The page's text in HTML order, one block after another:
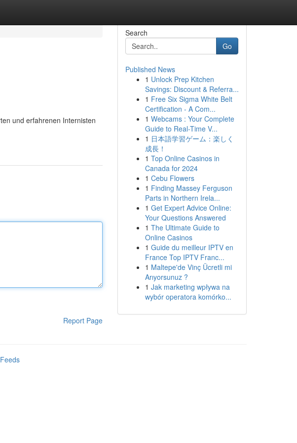
und erfahrenen Internisten
Report Page
Search
Go
Published News
1 Unlock Prep Kitchen
Savings: Discount & Referra...
1 Free Six Sigma White Belt
Certification - A Com...
1 Webcams : Your Complete
Guide to Real-Time V...
1 日本語学習ゲーム：楽しく
成長！
1 Top Online Casinos in
Canada for 2024
1 Cebu Flowers
1 Finding Massey Ferguson
Parts in Northern Irela...
1 Get Expert Advice Online:
Your Questions Answered
1 The Ultimate Guide to
Online Casinos
1 Guide du meilleur IPTV en
France Top IPTV Franc...
1 Maltepe'de Vinç Ücretli mi
Arıyorsunuz ?
1 Jak marketing wpływa na
wybór operatora komórko...